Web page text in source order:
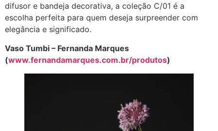
difusor e bandeja decorativa, a coleção C/01 é a
escolha perfeita para quem deseja surpreender com
elegância e significado.
Vaso Tumbi – Fernanda Marques
(www.fernandamarques.com.br/produtos)